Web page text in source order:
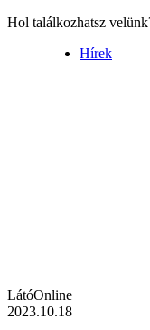
Hol találkozhatsz
Hírek
LátóOnline
2023.10.18